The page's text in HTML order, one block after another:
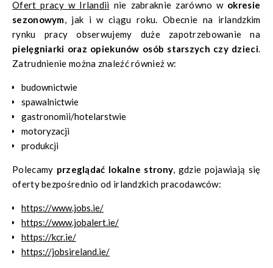
Ofert pracy w Irlandii nie zabraknie zarówno wokresie
sezonowym, jak i w ciągu roku. Obecnie na irlandzkim
rynku pracy obserwujemy duże zapotrzebowanie na
pielęgniarki oraz opiekunów osób starszych czy dzieci.
Zatrudnienie można znaleźć również w:
budownictwie
spawalnictwie
gastronomii/hotelarstwie
motoryzacji
produkcji
Polecamy przeglądać lokalne strony, gdzie pojawiają się
oferty bezpośrednio od irlandzkich pracodawców:
https://www.jobs.ie/
https://www.jobalert.ie/
https://kcr.ie/
https://jobsireland.ie/